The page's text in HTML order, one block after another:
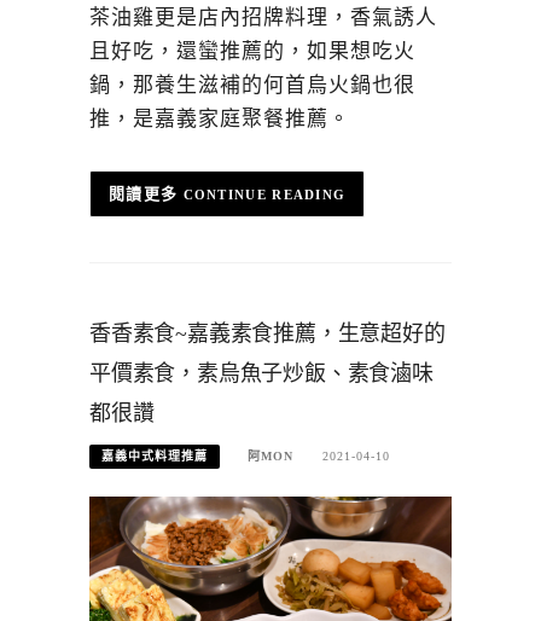
茶油雞更是店內招牌料理，香氣誘人
且好吃，還蠻推薦的，如果想吃火
鍋，那養生滋補的何首烏火鍋也很
推，是嘉義家庭聚餐推薦。
CONTINUE READING
香香素食~嘉義素食推薦，生意超好的
平價素食，素烏魚子炒飯、素食滷味
都很讚
嘉義中式料理推薦 阿MON 2021-04-10